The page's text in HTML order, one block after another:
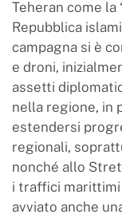
Teheran come
Repubblica
campagna si è
e droni,
assetti
nella regione, in
estendersi
regionali,
nonché allo
i traffici marittimi
avviato anche